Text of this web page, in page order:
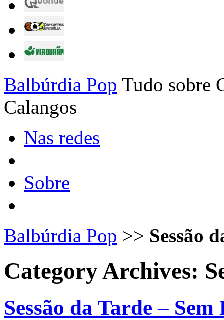
Balbúrdia Pop Tudo sobre
Calangos
Nas redes
Sobre
Balbúrdia Pop >> Sessão
Category Archives:
Sessão da Tarde –